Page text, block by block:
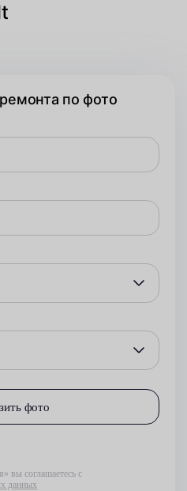
по фото
фото
вы соглашаетесь с
данных